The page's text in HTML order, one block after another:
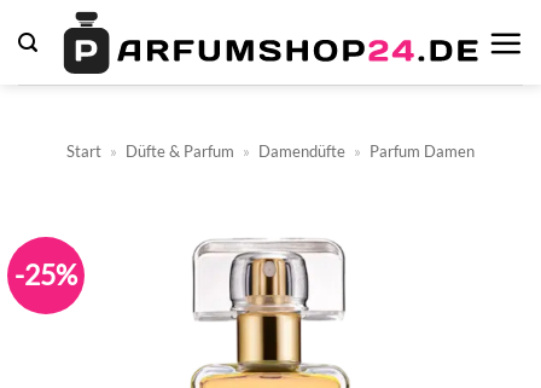
Inhalt
springen
Start » Düfte & Parfum » Damendüfte » Parfum Damen
-25%